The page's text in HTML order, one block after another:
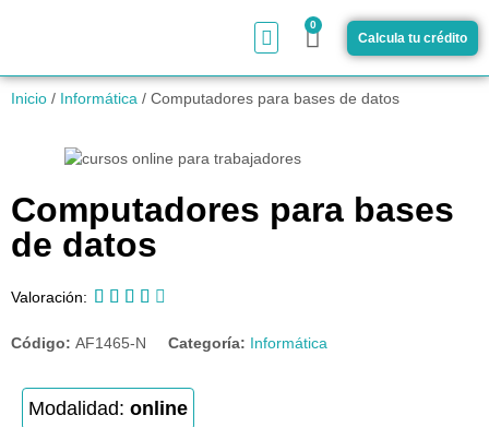
0
Calcula tu crédito
Inicio / Informática / Computadores para bases de datos
Computadores para bases
de datos
Valoración:     
Código: AF1465-N Categoría: Informática
Modalidad: online